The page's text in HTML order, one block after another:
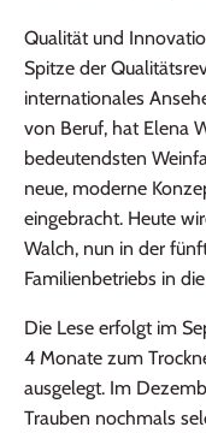
Qualität und
Spitze der
internationales
von Beruf, hat Elena
bedeutendsten
neue, moderne
eingebracht. Heute
Walch, nun in der
Familienbetriebs in
Die Lese erfolgt im
4 Monate zum
ausgelegt. Im
Trauben nochmals